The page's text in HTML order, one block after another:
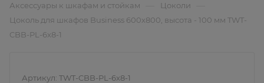
Аксессуары к шкафам и стойкам Цоколи
Цоколь для шкафов Business 600x800, высота - 100 мм TWT-
CBB-PL-6x8-1
Артикул: TWT-CBB-PL-6x8-1